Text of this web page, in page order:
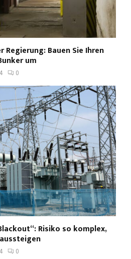
Bauen Sie Ihren
um
0
Risiko so komplex,
0